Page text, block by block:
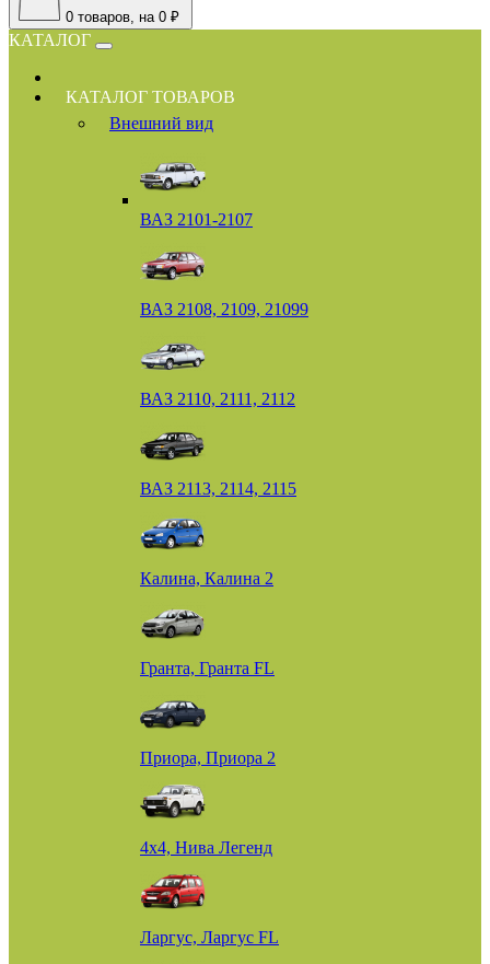
0 товаров, на 0 ₽
КАТАЛОГ
КАТАЛОГ ТОВАРОВ
Внешний вид
ВАЗ 2101-2107
ВАЗ 2108, 2109, 21099
ВАЗ 2110, 2111, 2112
ВАЗ 2113, 2114, 2115
Калина, Калина 2
Гранта, Гранта FL
Приора, Приора 2
4х4, Нива Легенд
Ларгус, Ларгус FL